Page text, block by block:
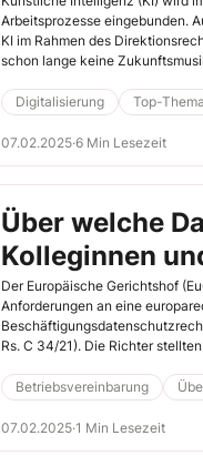
Arbeitsprozesse eingebunden.
KI im Rahmen des
schon lange keine
Kollegen hier nicht unter die
Digitalisierung Top-Thema
07.02.2025·6 Min Lesezeit
Über welche
Kolleginnen
Ihrem
verlangen
Der Europäische Gerichtshof
Anforderungen an eine
Rs. C 34/21). Die Richter
(Datenschutz-Grundverordnung
Demnach müssen nationale
Bundesdatenschutzgesetz
Betriebsvereinbarung
07.02.2025·1 Min Lesezeit